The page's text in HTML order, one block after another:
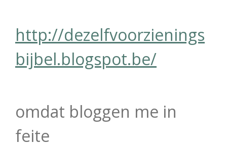
http://dezelfvoorzienings
bijbel.blogspot.be/
omdat bloggen me in
feite